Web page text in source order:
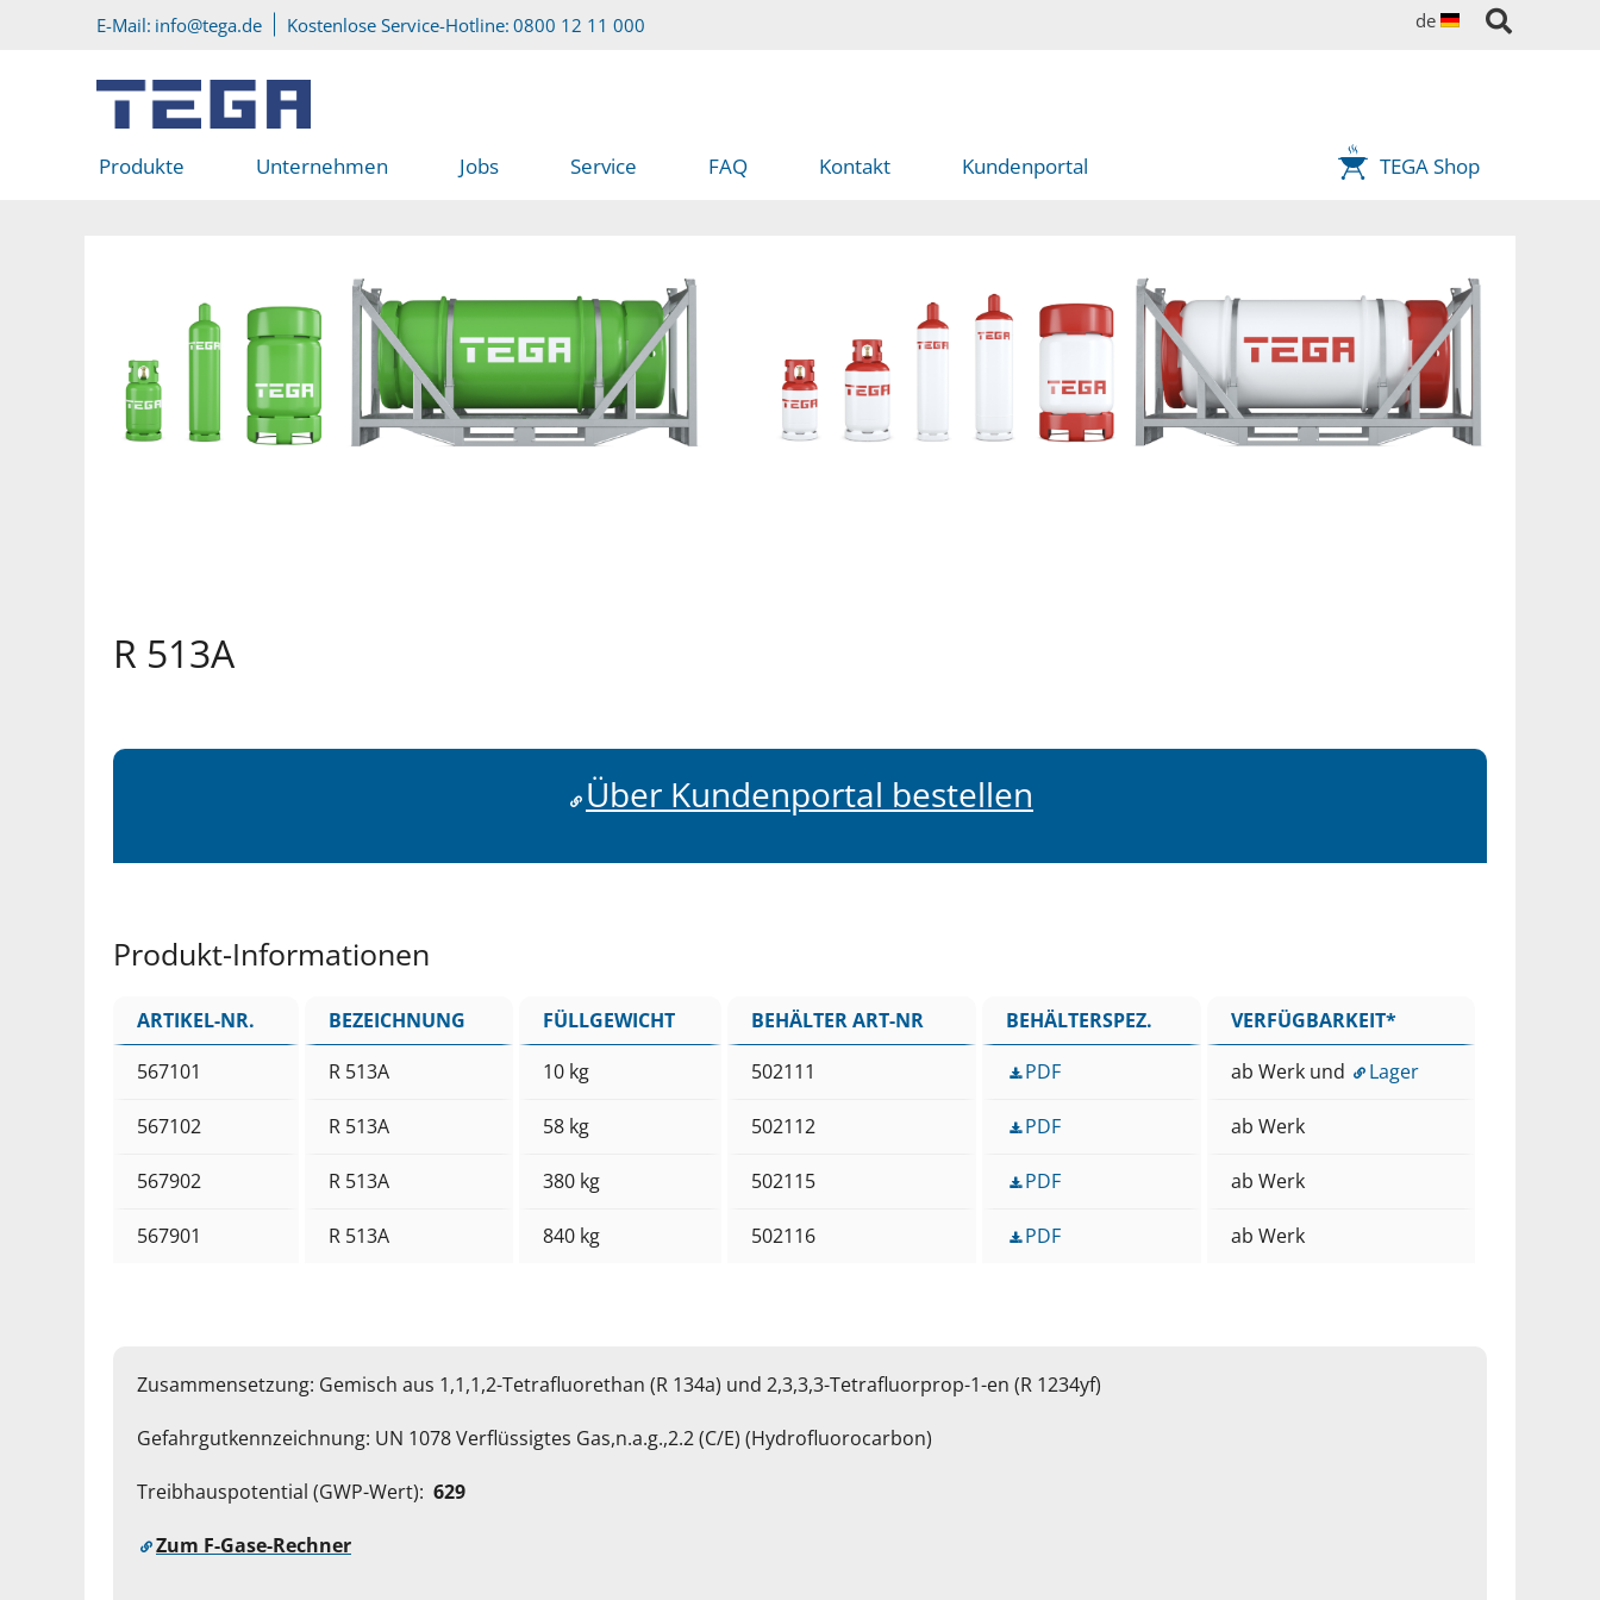
Hauptinhalt
zum Servicemenü
E-Mail: info@tega.de Kostenlose Service-Hotline: 0800 12 11 000 de
Produkte Unternehmen Jobs Service FAQ Kontakt Kundenportal TEGA Shop
R 513A
Über Kundenportal bestellen
Produkt-Informationen
ARTIKEL-NR. BEZEICHNUNG FÜLLGEWICHT BEHÄLTER ART-NR BEHÄLTERSPEZ.
VERFÜGBARKEIT*
567101
R 513A 10 kg 502111 PDF ab Werk und Lager
567102 R 513A 58 kg 502112 PDF ab Werk
567902 R 513A 380 kg 502115 PDF ab Werk
567901 R 513A 840 kg 502116 PDF ab Werk
Zusammensetzung: Gemisch aus 1,1,1,2-Tetrafluorethan (R 134a) und 2,3,3,3-Tetrafluorprop-1-en (R 1234yf)
Gefahrgutkennzeichnung: UN 1078 Verflüssigtes Gas,n.a.g.,2.2 (C/E) (Hydrofluorocarbon)
Treibhauspotential (GWP-Wert): 629
Zum F-Gase-Rechner